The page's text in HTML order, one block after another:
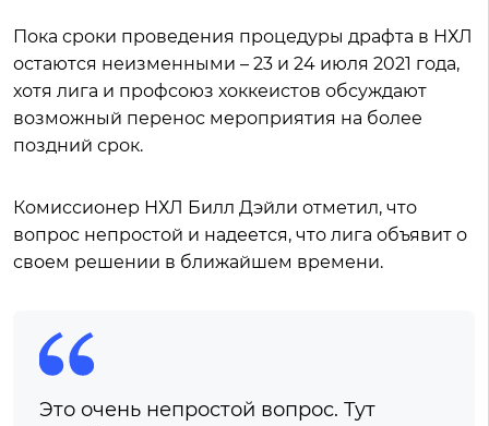
Пока сроки проведения процедуры драфта в НХЛ
остаются неизменными – 23 и 24 июля 2021 года,
хотя лига и профсоюз хоккеистов обсуждают
возможный перенос мероприятия на более
поздний срок.
Комиссионер НХЛ Билл Дэйли отметил, что
вопрос непростой и надеется, что лига объявит о
своем решении в ближайшем времени.
Это очень непростой вопрос. Тут